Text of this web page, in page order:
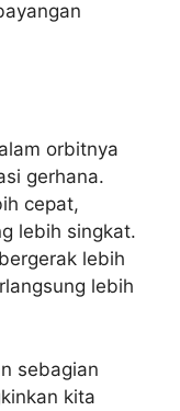
orbitnya
gerhana.
cepat,
lebih singkat.
lebih
lebih
sebagian
kita